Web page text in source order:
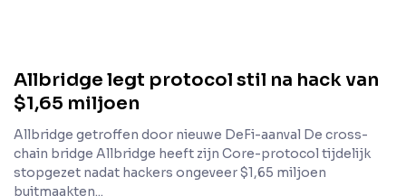
Allbridge legt protocol stil na hack van
$1,65 miljoen
Allbridge getroffen door nieuwe DeFi-aanval De cross-
chain bridge Allbridge heeft zijn Core-protocol tijdelijk
stopgezet nadat hackers ongeveer $1,65 miljoen
buitmaakten...